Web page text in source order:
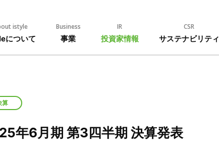
istyle
について
Business
事業
IR
投資家情報
CSR
サステナビリティ
算
年6月期 第3四半期 決算発表